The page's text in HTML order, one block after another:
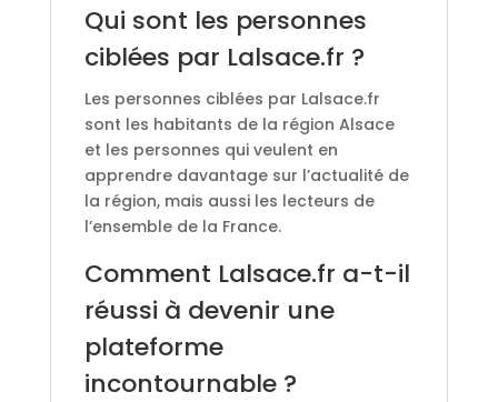
Qui sont les personnes
ciblées par Lalsace.fr ?
Les personnes ciblées par Lalsace.fr
sont les habitants de la région Alsace
et les personnes qui veulent en
apprendre davantage sur l’actualité de
la région, mais aussi les lecteurs de
l’ensemble de la France.
Comment Lalsace.fr a-t-il
réussi à devenir une
plateforme
incontournable ?